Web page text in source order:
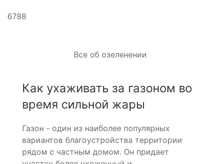
6788
Все об озеленении
Как ухаживать за газоном во
время сильной жары
Газон - один из наиболее популярных
вариантов благоустройства территории
рядом с частным домом. Он придает